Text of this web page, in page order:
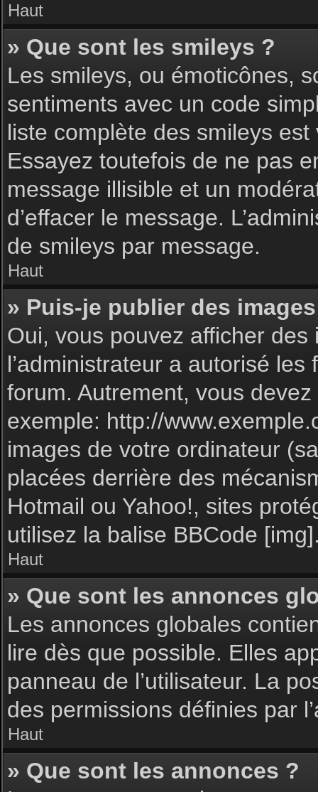
Haut
» Que sont les smileys ?
Les smileys, ou émoticônes,
sentiments avec un code
liste complète des smileys
Essayez toutefois de ne pas
message illisible et un
d’effacer le message.
de smileys par message.
Haut
» Puis-je publier des
Oui, vous pouvez afficher
l’administrateur a autorisé
forum. Autrement, vous
exemple: http://
images de votre ordinateur
placées derrière des
Hotmail ou Yahoo!, sites
utilisez la balise BBCode
Haut
» Que sont les annonces
Les annonces globales
lire dès que possible. Elles
panneau de l’utilisateur. La
des permissions définies par
Haut
» Que sont les annonces ?